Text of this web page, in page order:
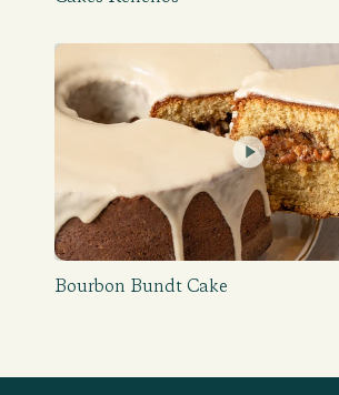
Bourbon Bundt Cake